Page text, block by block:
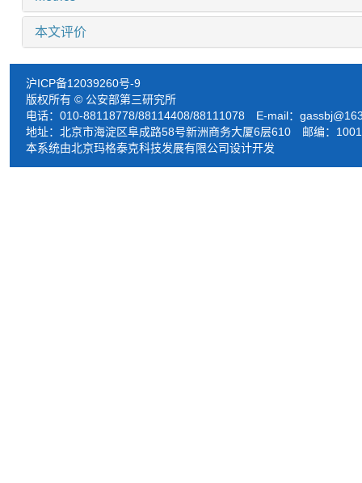
本文评价
沪ICP备12039260号-9
版权所有 © 公安部第三研究所
电话：010-88118778/88114408/88111078 E-mail：
地址：北京市海淀区阜成路58号新洲商务大厦6层610 邮编：
本系统由北京玛格泰克科技发展有限公司设计开发